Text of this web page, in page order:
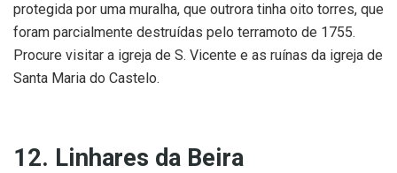
protegida por uma muralha, que outrora tinha oito torres, que
foram parcialmente destruídas pelo terramoto de 1755.
Procure visitar a igreja de S. Vicente e as ruínas da igreja de
Santa Maria do Castelo.
12. Linhares da Beira